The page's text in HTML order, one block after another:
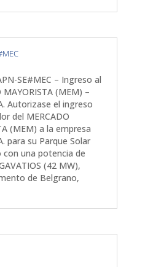
SE#MEC – Ingreso al
MAYORISTA (MEM) –
Autorizase el ingreso
del MERCADO
(MEM) a la empresa
para su Parque Solar
una potencia de
(42 MW),
de Belgrano,